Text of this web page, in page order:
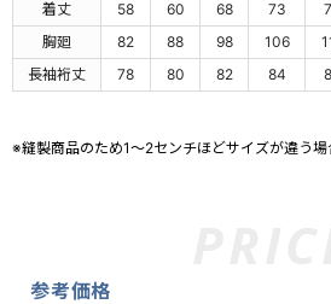
着丈
58 60 68 73
胸廻
82 88 98 106
長袖裄丈
78 80 82 84
※縫製商品のため1～2センチほどサイズが違う場
参考価格